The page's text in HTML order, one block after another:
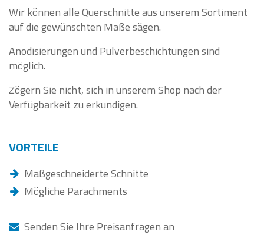
Wir können alle Querschnitte aus unserem Sortiment
auf die gewünschten Maße sägen.
Anodisierungen und Pulverbeschichtungen sind
möglich.
Zögern Sie nicht, sich in unserem Shop nach der
Verfügbarkeit zu erkundigen.
VORTEILE
Maßgeschneiderte Schnitte
Mögliche Parachments
Senden Sie Ihre Preisanfragen an